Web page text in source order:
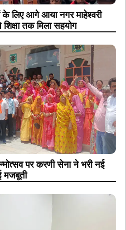
लिए आगे आया नगर माहेश्वरी
तक मिला सहयोग
पर करणी सेना ने भरी नई
मजबूती